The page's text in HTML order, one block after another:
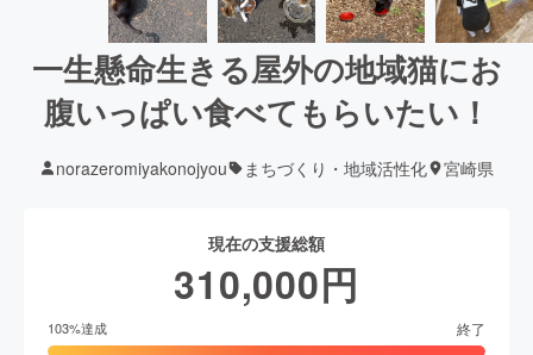
一生懸命生きる屋外の地域猫にお
腹いっぱい食べてもらいたい！
norazeromiyakonojyou まちづくり・地域活性化 宮崎県
現在の支援総額
310,000円
103%達成 終了